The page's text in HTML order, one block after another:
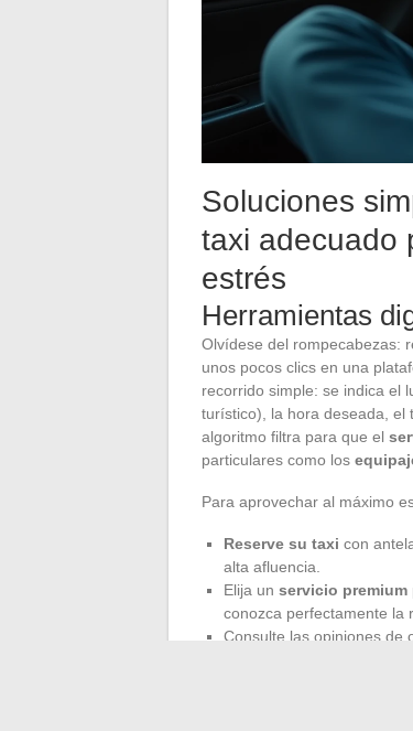
Soluciones
taxi adecuado
estrés
Herramientas
Olvídese del rompecabezas:
unos pocos clics en una
recorrido simple: se indica el
turístico), la hora deseada, el
algoritmo filtra para que el
particulares como los
Para aprovechar al máximo
Reserve su taxi con
alta afluencia.
Elija un servicio premium
conozca perfectamente la
Consulte las opiniones de